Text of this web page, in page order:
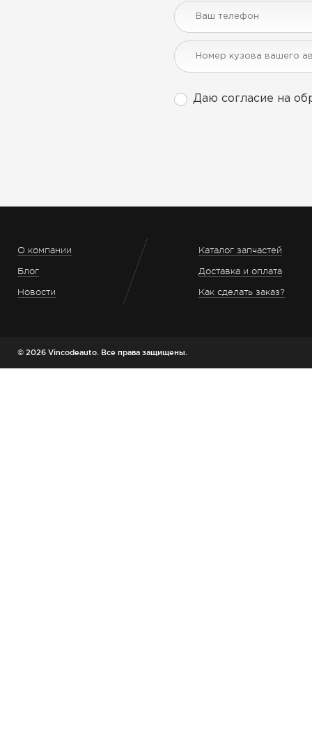
Даю согласие на
О компании
Блог
Новости
Каталог запчастей
Доставка и оплата
Как сделать заказ?
© 2026 Vincodeauto. Все права защищены.